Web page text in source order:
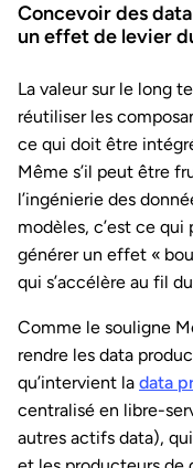
Concevoir des
un effet de levier
La valeur sur le long
réutiliser les
ce qui doit être
Même s’il peut être
l’ingénierie des
modèles, c’est ce qui
générer un effet «
qui s’accélère au fil
Comme le souligne
rendre les data
qu’intervient la data
centralisé en libre-
autres actifs data),